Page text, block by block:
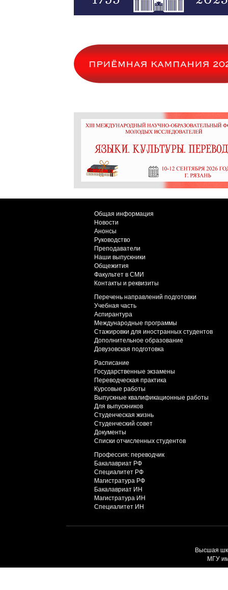
Общая информация
Новости
Анонсы
Руководство
Преподаватели
Наши выпускники
Общежития
Факультет в СМИ
Контакты и реквизиты
Перечень направлений подготовки
Учебная часть
Аспирантура
Международные программы
Стажировки для иностранных студентов
Дополнительное образование
Довузовская подготовка
Расписание
Государственные экзамены
Переводческая практика
Курсовые работы
Выпускные квалификационные работы
Для выпускников
Студенческая жизнь
Студенческий совет
Документы
Списки отчисленных студентов
Профессия: переводчик
Бакалавриат РФ
Специалитет РФ
Магистратура РФ
Бакалавриат ИН
Магистратура ИН
Специалитет ИН
Высшая
МГУ